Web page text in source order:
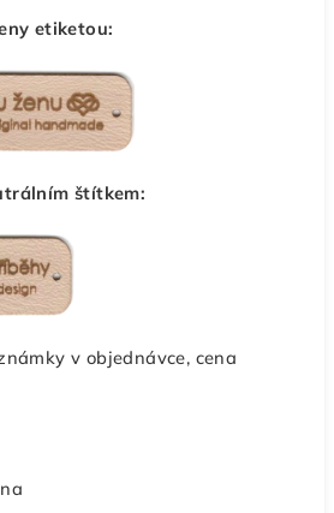
etiketou:
štítkem:
v objednávce, cena